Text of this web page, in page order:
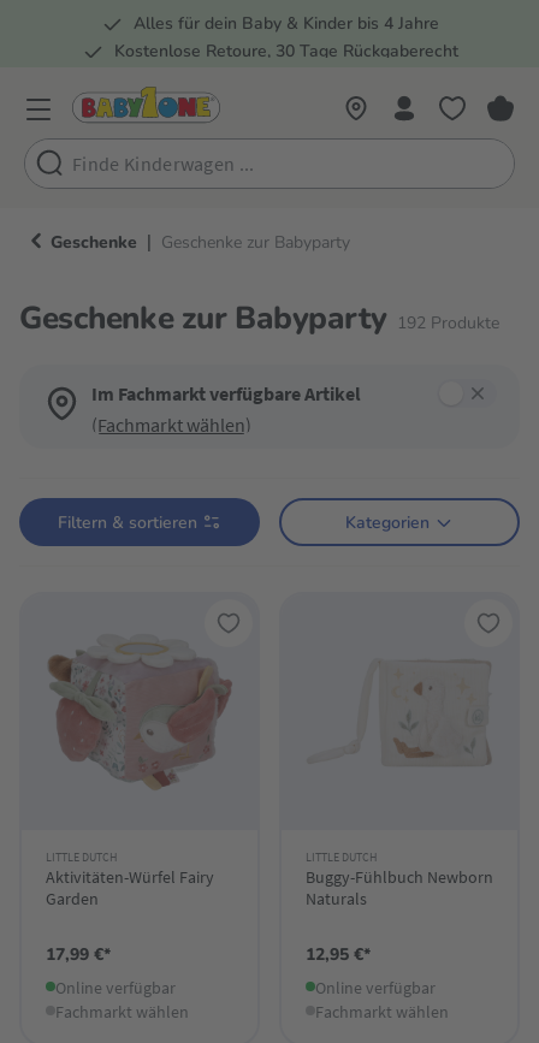
Zur Hauptnavigation springen
Alles für dein Baby & Kinder bis 4 Jahre
Kostenlose Retoure, 30 Tage Rückgaberecht
Geschenke | Geschenke zur Babyparty
Geschenke zur Babyparty 192 Produkte
Im Fachmarkt verfügbare Artikel
(Fachmarkt wählen)
Filtern & sortieren Kategorien
LITTLE DUTCH
Aktivitäten-Würfel Fairy
Garden
17,99 €*
Online verfügbar
Fachmarkt wählen
LITTLE DUTCH
Buggy-Fühlbuch Newborn
Naturals
12,95 €*
Online verfügbar
Fachmarkt wählen